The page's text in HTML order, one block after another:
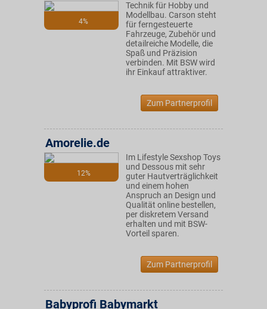
4%
Technik für Hobby und
Modellbau. Carson steht
für ferngesteuerte
Fahrzeuge, Zubehör und
detailreiche Modelle, die
Spaß und Präzision
verbinden. Mit BSW wird
ihr Einkauf attraktiver.
Zum Partnerprofil
12%
Amorelie.de
Im Lifestyle Sexshop Toys
und Dessous mit sehr
guter Hautverträglichkeit
und einem hohen
Anspruch an Design und
Qualität online bestellen,
per diskretem Versand
erhalten und mit BSW-
Vorteil sparen.
Zum Partnerprofil
Babyprofi Babymarkt